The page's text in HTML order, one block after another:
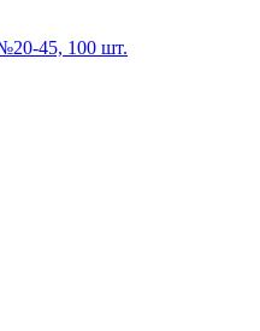
45, 100 шт.